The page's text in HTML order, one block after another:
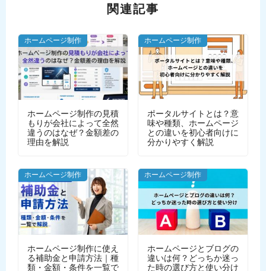
関連記事
ホームページ制作
ホームページ制作の見積
もりが会社によって全然
違うのはなぜ？金額差の
理由を解説
ホームページ制作
ポータルサイトとは？意
味や種類、ホームページ
との違いを初心者向けに
分かりやすく解説
ホームページ制作
ホームページ制作に使え
る補助金と申請方法｜種
類・金額・条件を一覧で
ホームページ制作
ホームページとブログの
違いは何？どっちか迷っ
た時の選び方と使い分け